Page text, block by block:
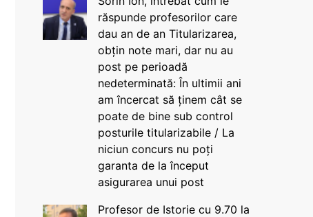
răspunde profesorilor care
dau an de an Titularizarea,
obțin note mari, dar nu au
post pe perioadă
nedeterminată: În ultimii ani
am încercat să ținem cât se
poate de bine sub control
posturile titularizabile / La
niciun concurs nu poți
garanta de la început
asigurarea unui post
Profesor de Istorie cu 9.70 la